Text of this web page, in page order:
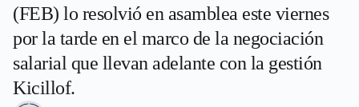
(FEB) lo resolvió en asamblea este viernes
por la tarde en el marco de la negociación
salarial que llevan adelante con la gestión
Kicillof.